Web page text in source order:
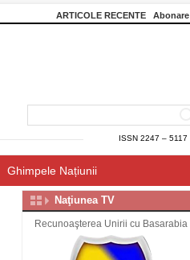
ARTICOLE RECENTE Abonare
ISSN 2247 – 5117
Ghimpele Națiunii
Naţiunea TV
Recunoaşterea Unirii cu Basarabia